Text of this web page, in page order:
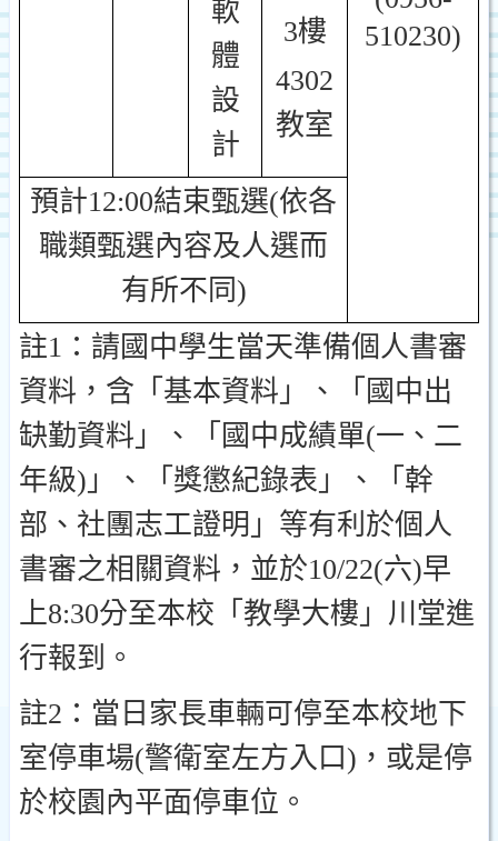
510230)
軟
體
設
計
3樓
4302
教室
預計12:00結束甄選(依各
職類甄選內容及人選而
有所不同)
註1：請國中學生當天準備個人書審
資料，含「基本資料」、「國中出
缺勤資料」、「國中成績單(一、二
年級)」、「獎懲紀錄表」、「幹
部、社團志工證明」等有利於個人
書審之相關資料，並於10/22(六)早
上8:30分至本校「教學大樓」川堂進
行報到。
註2：當日家長車輛可停至本校地下
室停車場(警衛室左方入口)，或是停
於校園內平面停車位。